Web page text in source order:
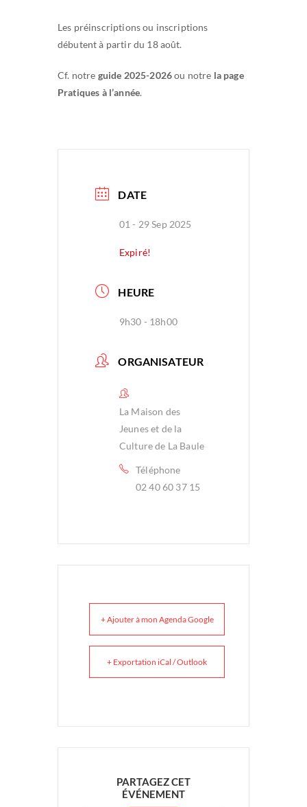
Les préinscriptions ou inscriptions
débutent à partir du 18 août.
Cf. notre guide 2025-2026ou notre la page
Pratiques à l’année.
DATE
01 - 29 Sep 2025
Expiré!
HEURE
9h30 - 18h00
ORGANISATEUR
La Maison des
Jeunes et de la
Culture de La Baule
Téléphone
02 40 60 37 15
+ Ajouter à mon Agenda Google
+ Exportation iCal / Outlook
PARTAGEZ CET
ÉVÉNEMENT